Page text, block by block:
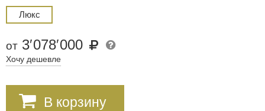
Люкс
от 3′078′000
Хочу дешевле
В корзину